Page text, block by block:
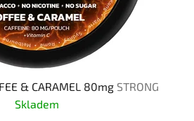
& CARAMEL 80mg STRONG
Skladem